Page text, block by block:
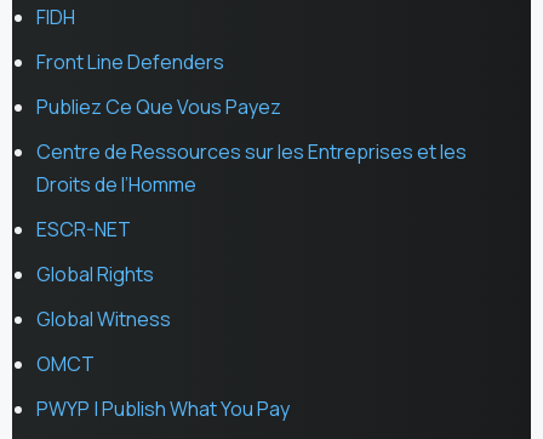
FIDH
Front Line Defenders
Publiez Ce Que Vous Payez
Centre de Ressources sur les Entreprises et les
Droits de l’Homme
ESCR-NET
Global Rights
Global Witness
OMCT
PWYP | Publish What You Pay